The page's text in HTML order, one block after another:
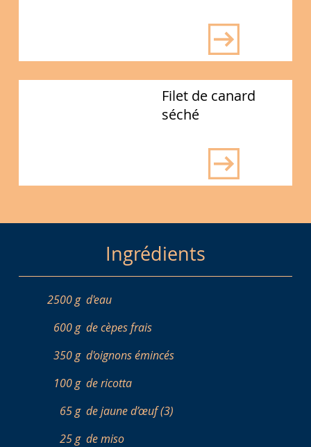
Filet de canard
séché
Ingrédients
2500 g d'eau
600 g de cèpes frais
350 g d'oignons émincés
100 g de ricotta
65 g de jaune d’œuf (3)
25 g de miso